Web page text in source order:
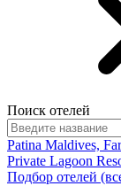
Поиск отелей
Patina Maldives,
Private Lagoon
Подбор отелей